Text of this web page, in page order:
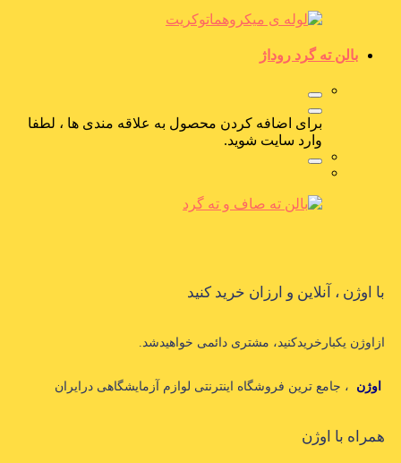
بالن ته گرد روداژ
برای اضافه کردن محصول به علاقه مندی ها ، لطفا
وارد سایت شوید.
با اوژن ، آنلاین و ارزان خرید کنید
ازاوژن یکبارخریدکنید، مشتری دائمی خواهیدشد.
اوژن ، جامع ترین فروشگاه اینترنتی لوازم آزمایشگاهی درایران
همراه با اوژن